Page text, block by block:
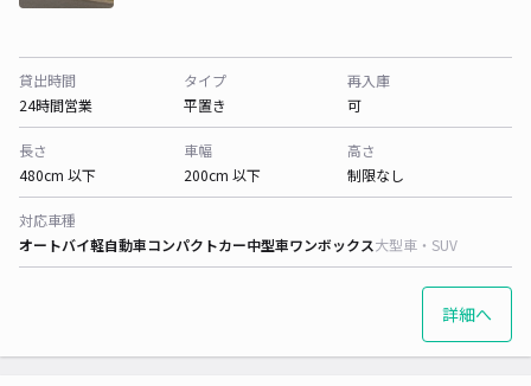
貸出時間
24時間営業
タイプ
平置き
再入庫
可
長さ
480cm 以下
車幅
200cm 以下
高さ
制限なし
対応車種
オートバイ軽自動車コンパクトカー中型車ワンボックス大型車・SUV
詳細へ